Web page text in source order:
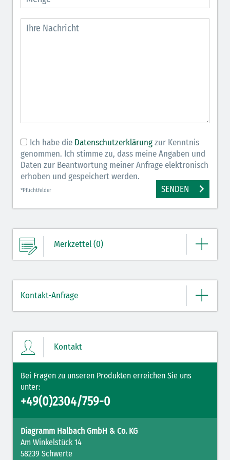
Ich habe die Datenschutzerklärungzur Kenntnis
genommen. Ich stimme zu, dass meine Angaben und
Daten zur Beantwortung meiner Anfrage elektronisch
erhoben und gespeichert werden.
*Pflichtfelder SENDEN
Merkzettel (0)
ZUM MERKZETTEL
Kontakt-Anfrage
Kontakt
Bei Fragen zu unseren Produkten erreichen Sie uns
unter:
+49(0)2304/759-0
Diagramm Halbach GmbH & Co. KG
Am Winkelstück 14
58239 Schwerte